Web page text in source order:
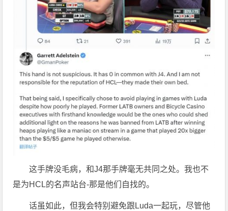
这手牌没毛病，和J4那手牌毫无共同之处。我也不
是为HCL的名声站台-那是他们自找的。
话虽如此，但我会特别避免跟Luda一起玩，尽管他